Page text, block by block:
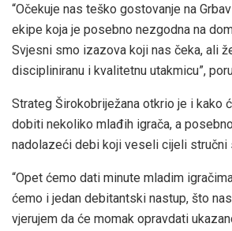
“Očekuje nas teško gostovanje na
ekipe koja je posebno nezgodna na
Svjesni smo izazova koji nas čeka, ali
discipliniranu i kvalitetnu utakmicu”,
Strateg Širokobriježana otkrio je i kako
dobiti nekoliko mlađih igrača, a
nadolazeći debi koji veseli cijeli stručni
“Opet ćemo dati minute mladim
ćemo i jedan debitantski nastup, što
vjerujem da će momak opravdati